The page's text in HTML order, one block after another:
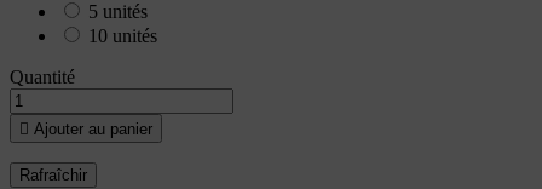
5 unités
10 unités
Quantité
 Ajouter au panier